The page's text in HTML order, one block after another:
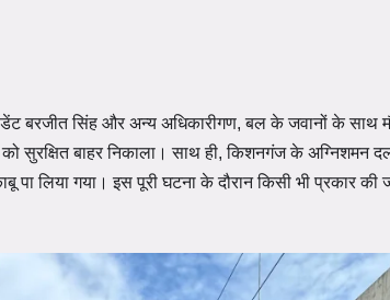
बरजीत सिंह और अन्य अधिकारीगण, बल के जवानों के
को सुरक्षित बाहर निकाला। साथ ही, किशनगंज के अग्निशमन
लिया गया। इस पूरी घटना के दौरान किसी भी प्रकार की